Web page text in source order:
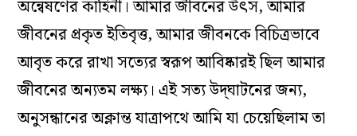
অন্বেষণের কাহিনী। আমার জীবনের উৎস, আমার
জীবনের প্রকৃত ইতিবৃত্ত, আমার জীবনকে বিচিত্রভাবে
আবৃত করে রাখা সত্যের স্বরূপ আবিষ্কারই ছিল আমার
জীবনের অন্যতম লক্ষ্য। এই সত‍্য উদ্‌ঘাটনের জন্য,
অনুসন্ধানের অক্লান্ত যাত্রাপথে আমি যা চেয়েছিলাম তা